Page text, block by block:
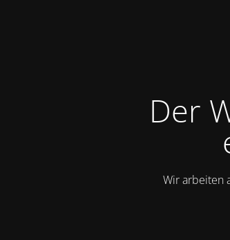
Der
Wir arbeiten